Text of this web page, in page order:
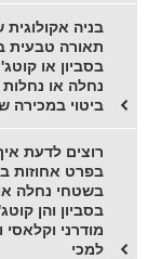
בניה אקולוגית
תאורה טבעית
בסביון או
נחלה או נחלות
ביטוי במכירה
רוצים לדעת
בפרט אחוזות
בשטחי נחלה
בסביון והן
מודרני
למכי